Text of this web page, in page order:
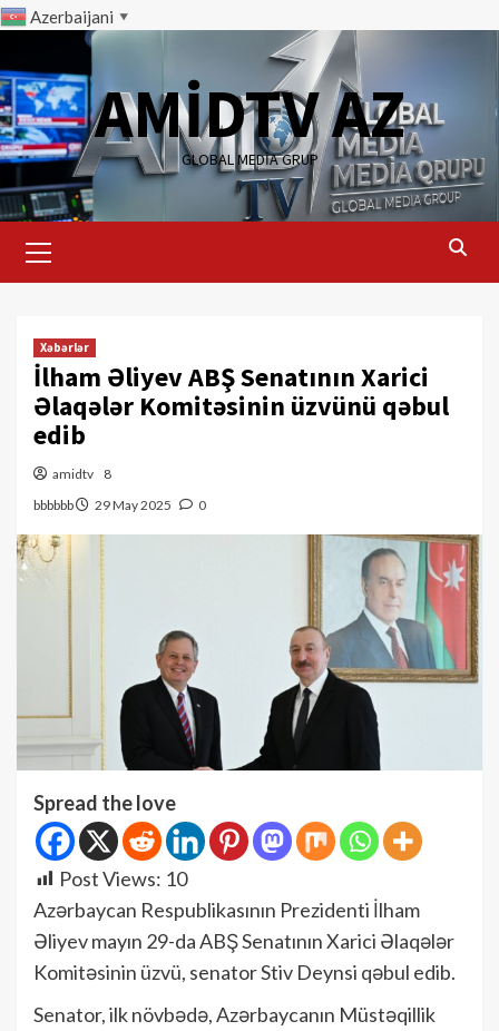
Azerbaijani ▼
to
content
AMİDTV AZ
GLOBAL MEDIA GRUP
Menu
Xəbərlər
İlham Əliyev ABŞ Senatının Xarici
Əlaqələr Komitəsinin üzvünü qəbul
edib
amidtv
8
bbbbbb
29 May 2025 0
Spread the love
Post Views: 10
Azərbaycan Respublikasının Prezidenti İlham
Əliyev mayın 29-da ABŞ Senatının Xarici Əlaqələr
Komitəsinin üzvü, senator Stiv Deynsi qəbul edib.
Senator, ilk növbədə, Azərbaycanın Müstəqillik